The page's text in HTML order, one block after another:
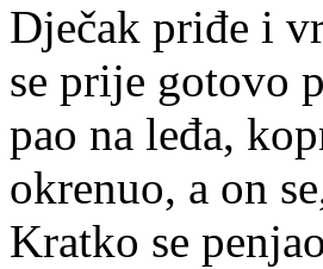
Dječak priđe i
se prije gotovo
pao na leđa,
okrenuo, a on
Kratko se